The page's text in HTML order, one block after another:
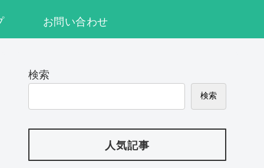
お問い合わせ
検索
検索
人気記事